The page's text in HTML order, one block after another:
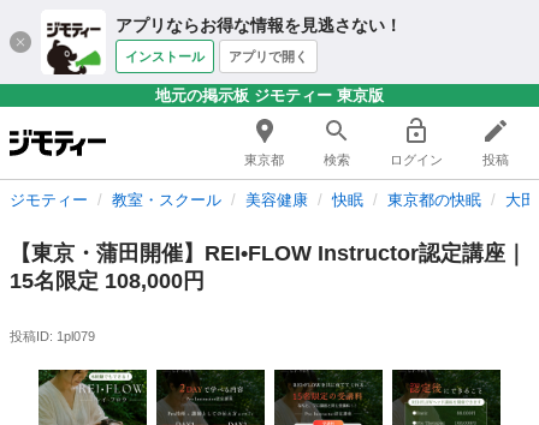
アプリならお得な情報を見逃さない！
インストール アプリで開く
地元の掲示板 ジモティー 東京版
東京都 検索 ログイン 投稿
ジモティー 教室・スクール 美容健康 快眠 東京都の快眠 大
【東京・蒲田開催】REI•FLOW Instructor認定講座｜
15名限定 108,000円
投稿ID: 1pl079